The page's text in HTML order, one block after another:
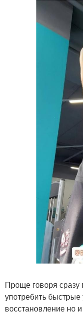
Проще говоря сразу
употребить быстрые
восстановление но